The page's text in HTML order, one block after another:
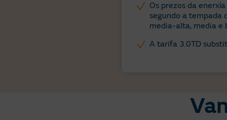
Os prezos da
segundo a tempada
media-alta, media e
A tarifa 3.0TD